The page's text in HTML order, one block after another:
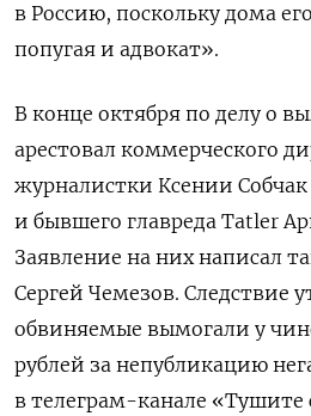
в Россию, поскольку дома
попугая и адвокат».
В конце октября по делу о
арестовал коммерческого
журналистки Ксении
и бывшего главреда Tatler
Заявление на них написал
Сергей Чемезов. Следствие
обвиняемые вымогали у
рублей за непубликацию
в телеграм-канале «Тушите